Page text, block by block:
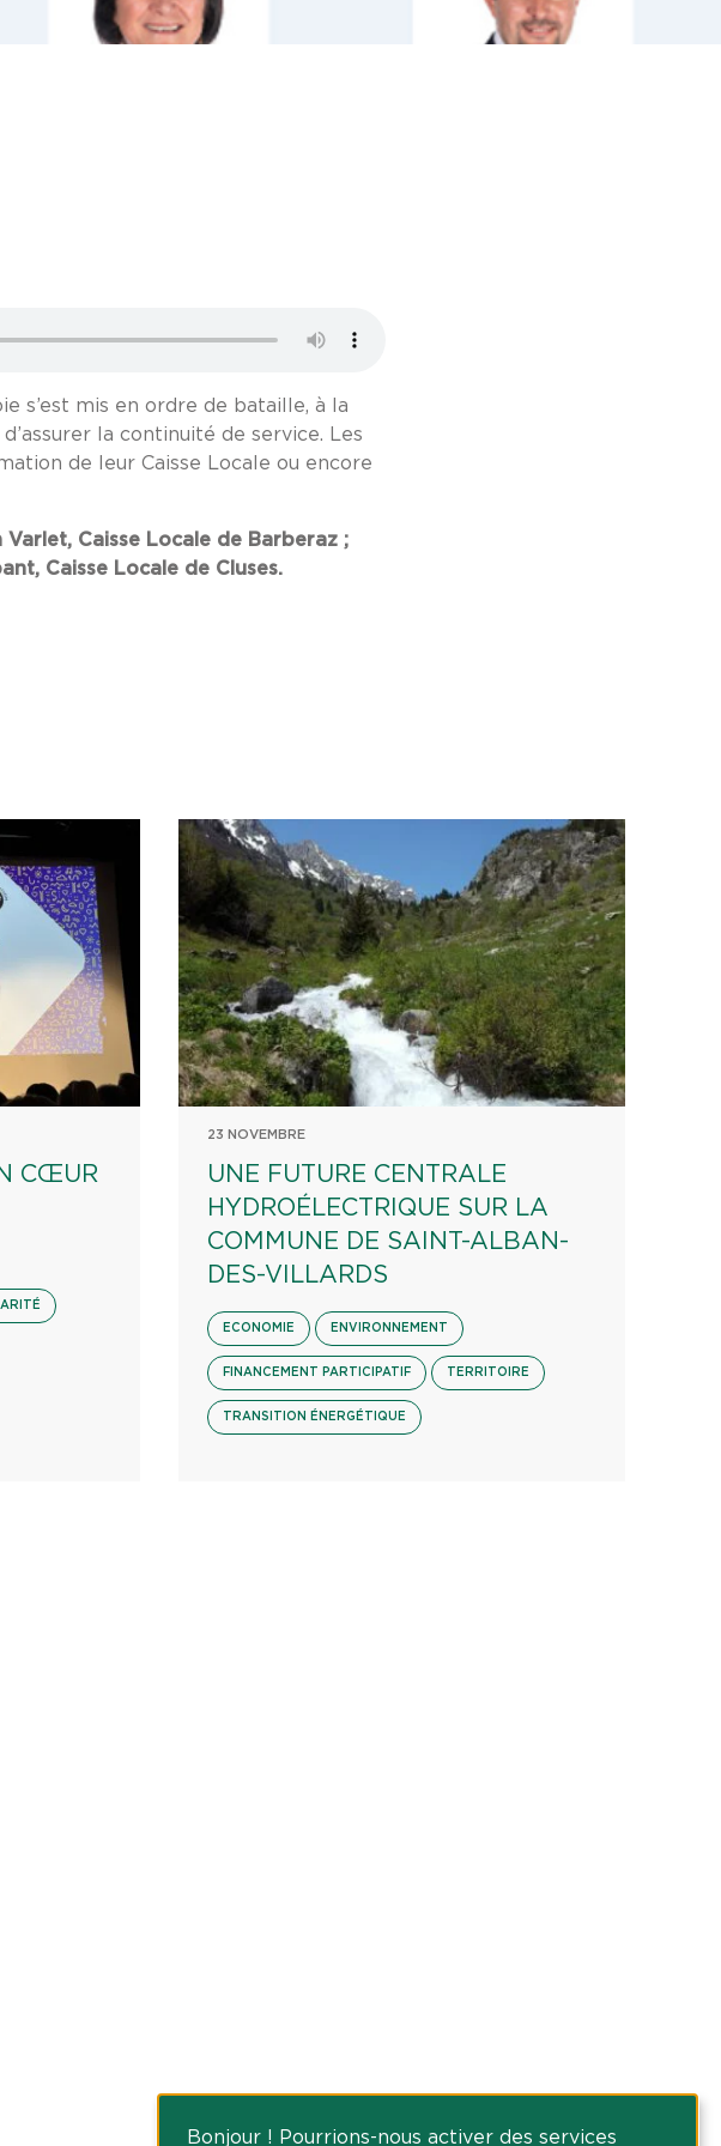
Bonjour ! Pourrions-nous activer des services
s’est mis en ordre de bataille, à la
la continuité de service. Les
de leur Caisse Locale ou encore
Caisse Locale de Barberaz ;
Caisse Locale de Cluses.
CŒUR
23 NOVEMBRE
UNE FUTURE CENTRALE
HYDROÉLECTRIQUE SUR LA
COMMUNE DE SAINT-ALBAN-
DES-VILLARDS
ECONOMIE ENVIRONNEMENT
FINANCEMENT PARTICIPATIF TERRITOIRE
TRANSITION ÉNERGÉTIQUE